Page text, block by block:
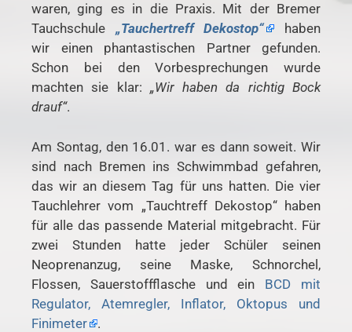
waren, ging es in die Praxis. Mit der Bremer
Tauchschule „Tauchertreff Dekostop“
haben
wir einen phantastischen Partner gefunden.
Schon bei den Vorbesprechungen wurde
machten sie klar: „Wir haben da richtig Bock
drauf“.
Am Sontag, den 16.01. war es dann soweit. Wir
sind nach Bremen ins Schwimmbad gefahren,
das wir an diesem Tag für uns hatten. Die vier
Tauchlehrer vom „Tauchtreff Dekostop“ haben
für alle das passende Material mitgebracht. Für
zwei Stunden hatte jeder Schüler seinen
Neoprenanzug, seine Maske, Schnorchel,
Flossen, Sauerstoffflasche und ein BCD mit
Regulator, Atemregler, Inflator, Oktopus und
Finimeter
.